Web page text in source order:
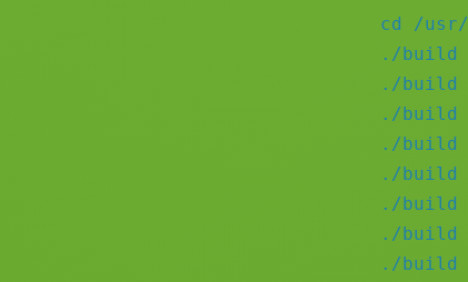
cd /
./build
./build
./build
./build
./build
./build
./build
./build